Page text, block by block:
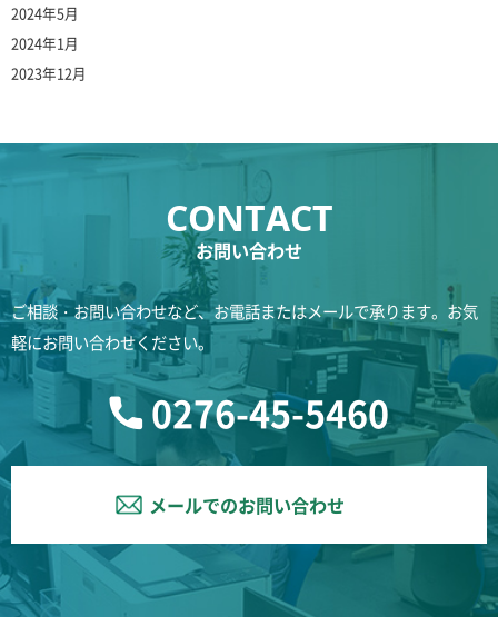
2024年5月
2024年1月
2023年12月
お問い合わせ
ご相談・お問い合わせなど、お電話またはメールで承ります。お気
軽にお問い合わせください。
0276-45-5460
メールでのお問い合わせ